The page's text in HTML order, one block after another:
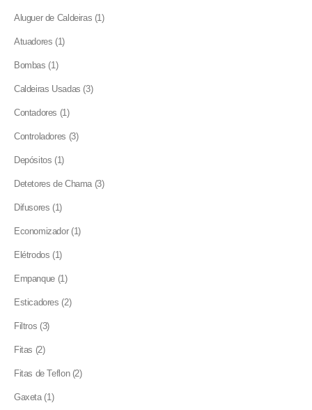
Aluguer de Caldeiras 11
Atuadores 11
Bombas 11
Caldeiras Usadas 33
Contadores 11
Controladores 33
Depósitos 11
Detetores de Chama 33
Difusores 11
Economizador 11
Elétrodos 11
Empanque 11
Esticadores 22
Filtros 33
Fitas 22
Fitas de Teflon 22
Gaxeta 11